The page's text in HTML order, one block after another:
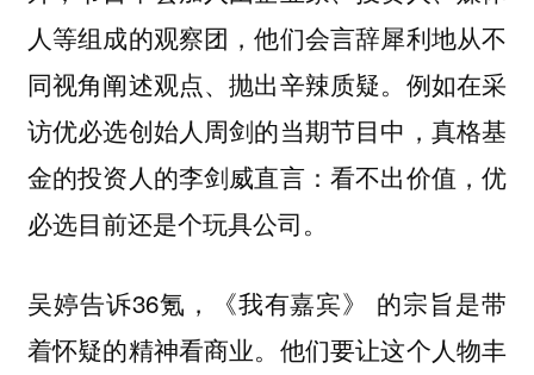
人等组成的观察团，他们会言辞犀利地从不
同视角阐述观点、抛出辛辣质疑。例如在采
访优必选创始人周剑的当期节目中，真格基
金的投资人的李剑威直言：看不出价值，优
必选目前还是个玩具公司。
吴婷告诉36氪，《我有嘉宾》 的宗旨是带
着怀疑的精神看商业。他们要让这个人物丰